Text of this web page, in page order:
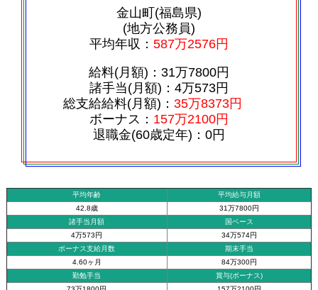
金山町(福島県)
(地方公務員)
平均年収： 587万2576円
給料(月額)：31万7800円
諸手当(月額)：4万573円
総支給給料(月額)： 35万8373円
ボーナス： 157万2100円
退職金(60歳定年)：0円
平均年齢
平均給与月額
42.8歳
31万7800円
諸手当月額
国ベース
4万573円
34万574円
ボーナス支給月数
期末手当
4.60ヶ月
84万300円
勤勉手当
賞与(ボーナス)